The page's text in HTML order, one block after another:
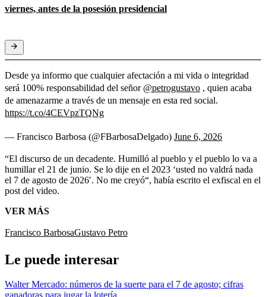
viernes, antes de la posesión presidencial
Desde ya informo que cualquier afectación a mi vida o integridad
será 100% responsabilidad del señor @petrogustavo , quien acaba
de amenazarme a través de un mensaje en esta red social.
https://t.co/4CEVpzTQNg
— Francisco Barbosa (@FBarbosaDelgado) June 6, 2026
“El discurso de un decadente. Humilló al pueblo y el pueblo lo va a
humillar el 21 de junio. Se lo dije en el 2023 ‘usted no valdrá nada
el 7 de agosto de 2026′. No me creyó“, había escrito el exfiscal en el
post del video.
VER MÁS
Francisco BarbosaGustavo Petro
Le puede interesar
Walter Mercado: números de la suerte para el 7 de agosto; cifras